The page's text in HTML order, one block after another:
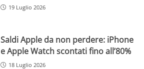
19 Luglio 2026
Saldi Apple da non perdere: iPhone
e Apple Watch scontati fino all’80%
18 Luglio 2026